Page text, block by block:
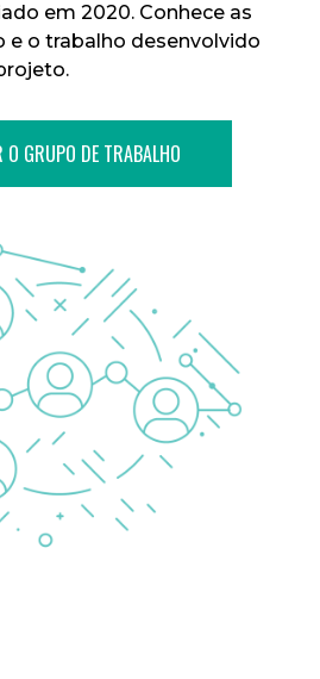
em 2020. Conhece as
e o trabalho desenvolvido
O GRUPO DE TRABALHO